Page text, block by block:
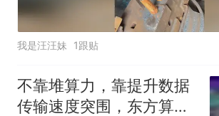
我是汪汪妹 1跟贴
不靠堆算力，靠提升数据
传输速度突围，东方算芯